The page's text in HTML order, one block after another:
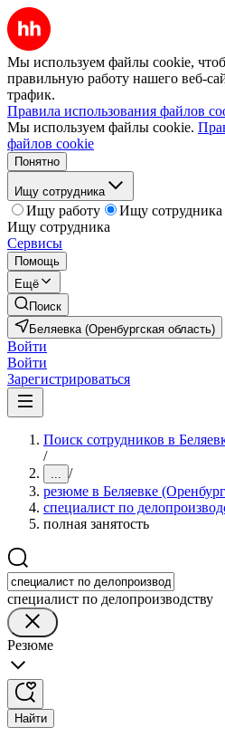
Мы используем файлы cookie,
правильную работу нашего веб-
трафик.
Правила использования файлов
Мы используем файлы cookie.
файлов cookie
Понятно
Ищу сотрудника
Ищу работу
Ищу сотрудника
Ищу сотрудника
Сервисы
Помощь
Ещё
Поиск
Беляевка (Оренбургская область)
Войти
Войти
Зарегистрироваться
Поиск сотрудников в
/
... /
резюме в Беляевке
специалист по
полная занятость
специалист по делопроизводству
Резюме
Найти